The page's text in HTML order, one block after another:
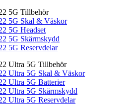
5G Tillbehör
5G Skal & Väskor
5G Headset
5G Skärmskydd
5G Reservdelar
Ultra 5G Tillbehör
Ultra 5G Skal & Väskor
Ultra 5G Batterier
Ultra 5G Skärmskydd
Ultra 5G Reservdelar